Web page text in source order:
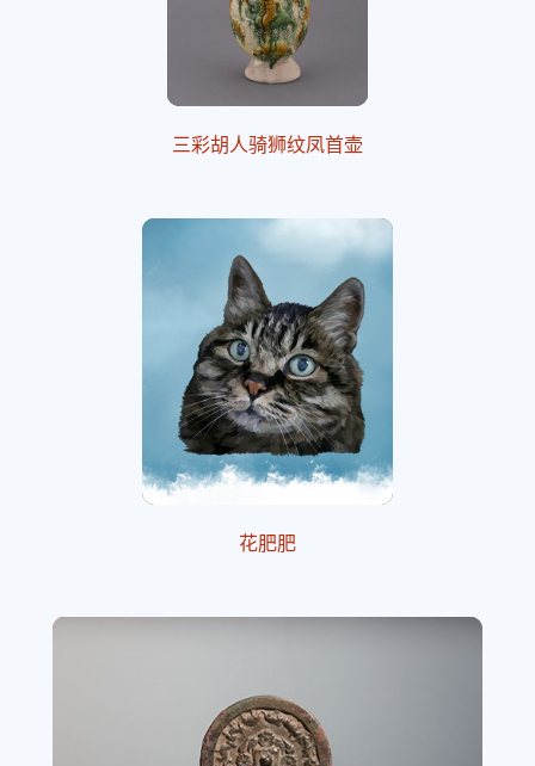
三彩胡人骑狮纹凤首壶
花肥肥